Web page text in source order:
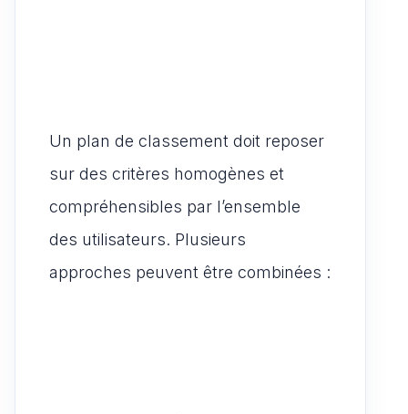
Un plan de classement doit reposer
sur des critères homogènes et
compréhensibles par l’ensemble
des utilisateurs. Plusieurs
approches peuvent être combinées :